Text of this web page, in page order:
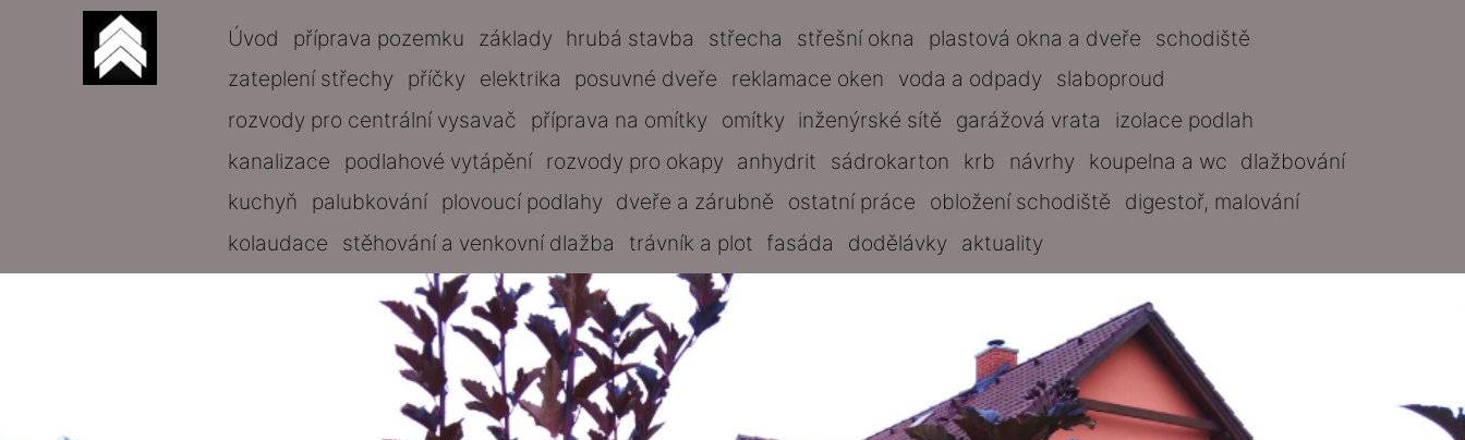
Úvod příprava pozemku základy hrubá stavba střecha střešní okna plastová okna a dveře
schodiště
zateplení střechy
příčky elektrika posuvné dveře reklamace oken voda a odpady
slaboproud
rozvody pro centrální vysavač
příprava na omítky omítky inženýrské sítě garážová vrata
izolace podlah
kanalizace
podlahové vytápění rozvody pro okapy anhydrit sádrokarton krb návrhy koupelna a wc dlažbování
kuchyň
palubkování plovoucí podlahy dveře a zárubně ostatní práce obložení schodiště
digestoř, malování
kolaudace
stěhování a venkovní dlažba trávník a plot fasáda dodělávky aktuality